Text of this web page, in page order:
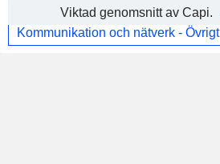
Viktad genomsnitt av Capi.
Kommunikation och nätverk - Övrigt